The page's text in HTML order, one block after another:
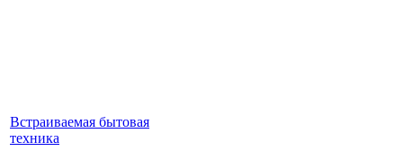
Встраиваемая бытовая
техника